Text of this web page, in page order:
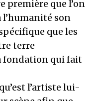
première que l’on
son
que les
terre
fondation qui fait
l’artiste lui-